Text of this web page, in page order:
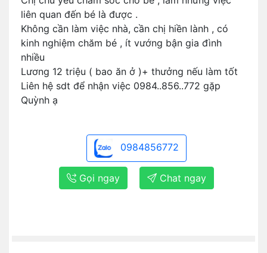
liên quan đến bé là được .
Không cần làm việc nhà, cần chị hiền lành , có
kinh nghiệm chăm bé , ít vướng bận gia đình
nhiều
Lương 12 triệu ( bao ăn ở )+ thưởng nếu làm tốt
Liên hệ sdt để nhận việc 0984..856..772 gặp
Quỳnh ạ
0984856772
Gọi ngay Chat ngay